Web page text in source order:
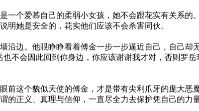
个爱慕自己的柔弱小女孩，她不会跟花实有关系的。
她是安全的，花实他们应该不会杀害同伙。
边。他眼睁睁看着傅金一步一步逼近自己，自己却无
会因此回到你身边，你应该谢谢我才对，否则罗岳
个貌似天使的傅金，才是带有尖利爪牙的庞大恶
义、真理与信仰，一直尽全力去保护凭自己的力